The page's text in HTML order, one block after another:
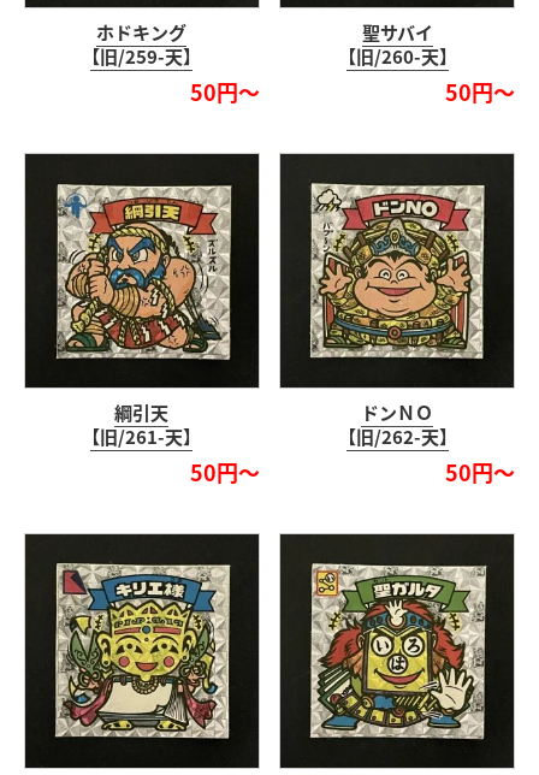
ホドキング
【旧/259-天】
50円～
聖サバイ
【旧/260-天】
50円～
綱引天
【旧/261-天】
50円～
ドンＮＯ
【旧/262-天】
50円～